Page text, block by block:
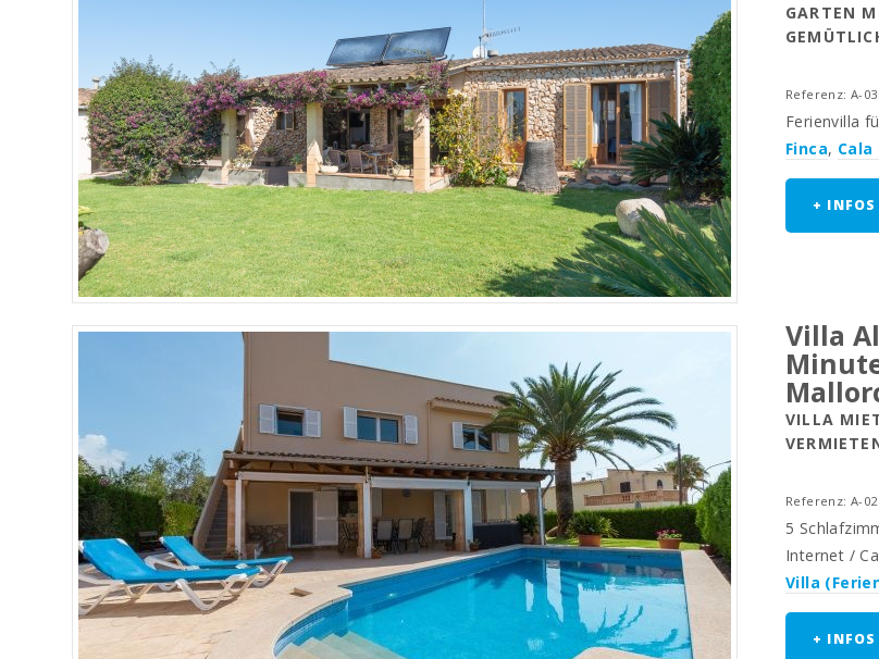
GARTEN
Referenz: A-
Ferienvilla
Finca,
+ INFOS
Villa
VILLA
Referenz: A-
5
Internet /
Villa
+ INFOS